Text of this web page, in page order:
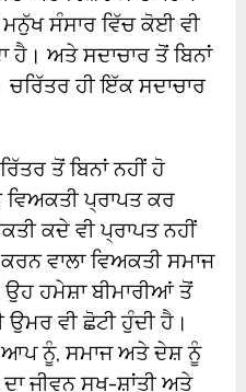
ਸੰਸਾਰ ਵਿੱਚ ਕੋਈ ਵੀ
ਹੈ। ਅਤੇ ਸਦਾਚਾਰ ਤੋਂ ਬਿਨਾਂ
ਹੀ ਇੱਕ ਸਦਾਚਾਰ
ਤੋਂ ਬਿਨਾਂ ਨਹੀਂ ਹੋ
ਪ੍ਰਾਪਤ ਕਰ
ਕਦੇ ਵੀ ਪ੍ਰਾਪਤ ਨਹੀਂ
ਵਾਲਾ ਵਿਅਕਤੀ ਸਮਾਜ
ਹਮੇਸ਼ਾ ਬੀਮਾਰੀਆਂ ਤੋਂ
ਵੀ ਛੋਟੀ ਹੁੰਦੀ ਹੈ।
ਨੂੰ, ਸਮਾਜ ਅਤੇ ਦੇਸ਼ ਨੂੰ
ਜੀਵਨ ਸੁਖ-ਸ਼ਾਂਤੀ ਅਤੇ